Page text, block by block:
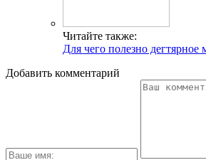
Читайте также:
Для чего полезно дегтярное
Добавить комментарий